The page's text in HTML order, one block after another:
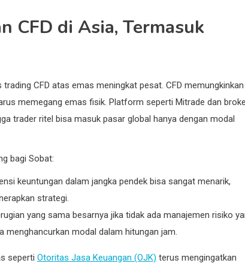
CFD di Asia, Termasuk
CFD atas emas meningkat pesat. CFD memungkinkan
memegang emas fisik. Platform seperti Mitrade dan
trader ritel bisa masuk pasar global hanya dengan modal
bagi Sobat:
keuntungan dalam jangka pendek bisa sangat menarik,
strategi.
yang sama besarnya jika tidak ada manajemen risiko
menghancurkan modal dalam hitungan jam.
seperti Otoritas Jasa Keuangan (OJK) terus mengingatkan